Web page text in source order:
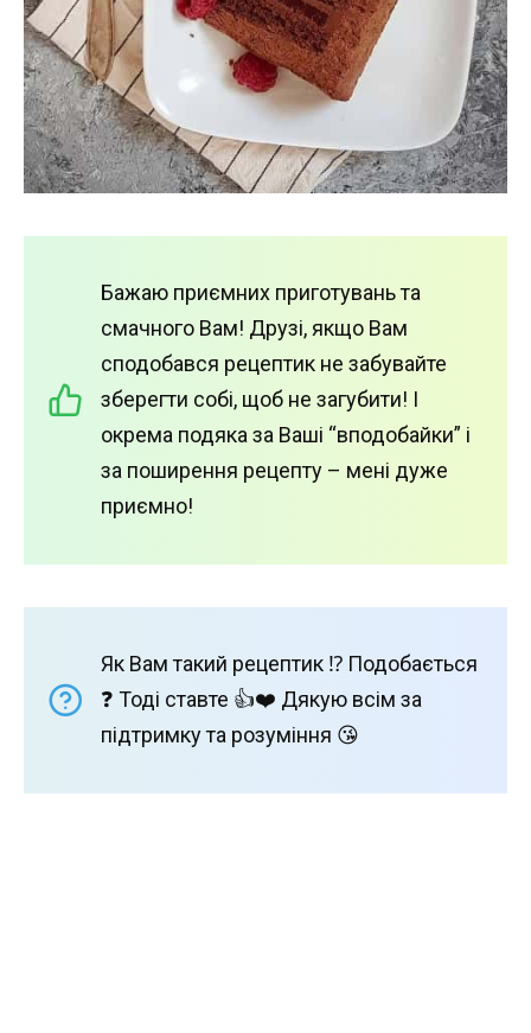
Бажаю приємних приготувань та
смачного Вам! Друзі, якщо Вам
сподобався рецептик не забувайте
зберегти собі, щоб не загубити! І
окрема подяка за Ваші “вподобайки” і
за поширення рецепту – мені дуже
приємно!
Як Вам такий рецептик ⁉️ Подобається
❓ Тоді ставте 👍❤️ Дякую всім за
підтримку та розуміння 😘